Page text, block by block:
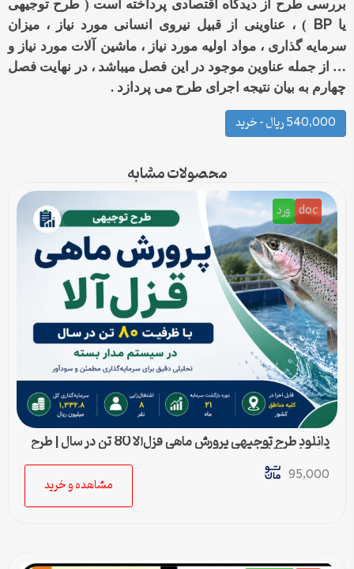
بررسی طرح از دیدگاه اقتصادی پرداخته است ( طرح توجیهی
یا BP ) ، عناوینی از قبیل نیروی انسانی مورد نیاز ، میزان
سرمایه گذاری ، مواد اولیه مورد نیاز ، ماشین آلات مورد نیاز و
… از جمله عناوین موجود در این فصل میباشد ، در نهایت فصل
چهارم به بیان نتیجه اجرای طرح می پردازد .
540,000 ریال – خرید
محصولات مشابه
doc ورد
دانلود طرح توجیهی پرورش ماهی قزل‌آلا 80 تن در سال | طرح
آماده Word قابل ویرایش
95,000
مشاهده و خرید